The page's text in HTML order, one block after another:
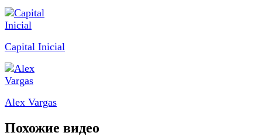
Capital Inicial
Alex Vargas
Похожие видео